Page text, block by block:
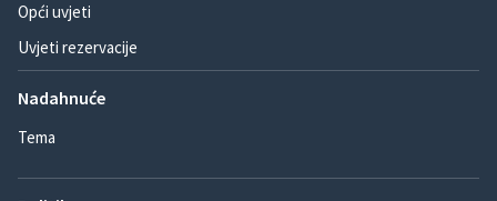
Opći uvjeti
Uvjeti rezervacije
Nadahnuće
Tema